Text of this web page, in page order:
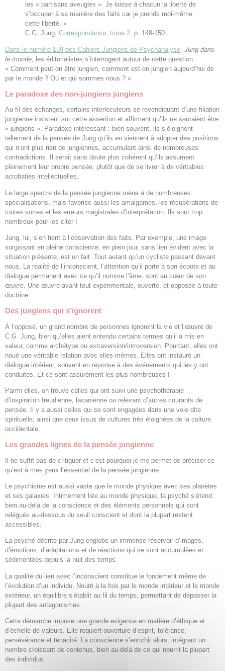
les « partisans aveugles ». Je laisse à chacun la liberté de
s’occuper à sa manière des faits car je prends moi-même
cette liberté. »
C.G. Jung, Correspondance, tome 2, p. 148-150.
Dans le numéro 159 des Cahiers Jungiens de Psychanalyse, Jung dans
le monde, les éditorialistes s’interrogent autour de cette question :
« Comment peut-on être jungien, comment est-on jungien aujourd’hui de
par le monde ? Où et qui sommes nous ? ».
Le paradoxe des non-jungiens jungiens
Au fil des échanges, certains interlocuteurs se revendiquant d’une filiation
jungienne insistent sur cette assertion et affirment qu’ils ne sauraient être
« jungiens ». Paradoxe intéressant : bien souvent, ils s’éloignent
tellement de la pensée de Jung qu’ils en viennent à adopter des positions
qui n’ont plus rien de jungiennes, accumulant ainsi de nombreuses
contradictions. Il serait sans doute plus cohérent qu’ils assument
pleinement leur propre pensée, plutôt que de se livrer à de véritables
acrobaties intellectuelles.
Le large spectre de la pensée jungienne mène à de nombreuses
spécialisations, mais favorise aussi les amalgames, les récupérations de
toutes sortes et les erreurs magistrales d’interprétation. Ils sont trop
nombreux pour les citer !
Jung, lui, s’en tient à l’observation des faits. Par exemple, une image
surgissant en pleine conscience, en plein jour, sans lien évident avec la
situation présente, est un fait. Tout autant qu’un cycliste passant devant
nous. La réalité de l’inconscient, l’attention qu’il porte à son écoute et au
dialogue permanent avec ce qu’il nomme l’âme, sont au cœur de son
œuvre. Une œuvre avant tout expérimentale, ouverte, et opposée à toute
doctrine.
Des jungiens qui s’ignorent
À l’opposé, un grand nombre de personnes ignorent la vie et l’œuvre de
C.G. Jung, bien qu’elles aient entendu certains termes qu’il a mis en
valeur, comme archétype ou extraversion/introversion. Pourtant, elles ont
noué une véritable relation avec elles-mêmes. Elles ont instauré un
dialogue intérieur, souvent en réponse à des événements qui les y ont
conduites. Et ce sont assurément les plus nombreuses !
Parmi elles, on trouve celles qui ont suivi une psychothérapie
d’inspiration freudienne, lacanienne ou relevant d’autres courants de
pensée. Il y a aussi celles qui se sont engagées dans une voie dite
spirituelle, ainsi que ceux issus de cultures très éloignées de la culture
occidentale.
Les grandes lignes de la pensée jungienne
Il ne suffit pas de critiquer et c’est pourquoi je me permet de préciser ce
qu’est à mes yeux l’essentiel de la pensée jungienne.
Le psychisme est aussi vaste que le monde physique avec ses planètes
et ses galaxies. Intimement liée au monde physique, la psyché s’étend
bien au-delà de la conscience et des éléments personnels qui sont
relégués au-dessous du seuil conscient et dont la plupart restent
accessibles.
La psyché décrite par Jung englobe un immense réservoir d’images,
d’émotions, d’adaptations et de réactions qui se sont accumulées et
sédimentées depuis la nuit des temps.
La qualité du lien avec l’inconscient constitue le fondement même de
l’évolution d’un individu. Nourri à la fois par le monde intérieur et le monde
extérieur, un équilibre s’établit au fil du temps, permettant de dépasser la
plupart des antagonismes.
Cette démarche impose une grande exigence en matière d’éthique et
d’échelle de valeurs. Elle requiert ouverture d’esprit, tolérance,
persévérance et ténacité. La conscience s’enrichit alors, intégrant un
nombre croissant de contenus, bien au-delà de ce qui nourrit la plupart
des individus.